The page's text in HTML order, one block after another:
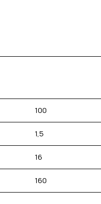
100
1,5
16
160